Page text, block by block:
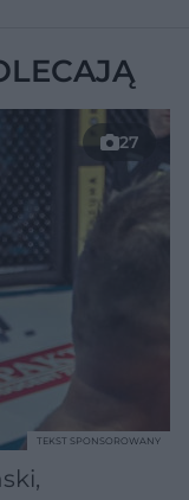
27
TEKST SPONSOROWANY